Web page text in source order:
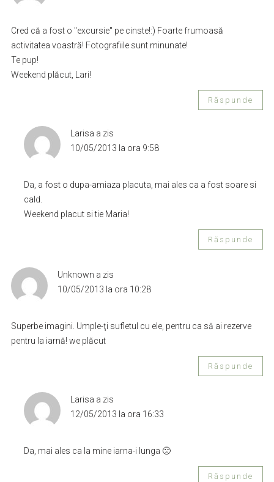
Cred că a fost o "excursie" pe cinste!:) Foarte frumoasă
activitatea voastră! Fotografiile sunt minunate!
Te pup!
Weekend plăcut, Lari!
Răspunde
Larisa a zis
10/05/2013 la ora 9:58
Da, a fost o dupa-amiaza placuta, mai ales ca a fost soare si
cald.
Weekend placut si tie Maria!
Răspunde
Unknown a zis
10/05/2013 la ora 10:28
Superbe imagini. Umple-ţi sufletul cu ele, pentru ca să ai rezerve
pentru la iarnă! we plăcut
Răspunde
Larisa a zis
12/05/2013 la ora 16:33
Da, mai ales ca la mine iarna-i lunga 🙁
Răspunde